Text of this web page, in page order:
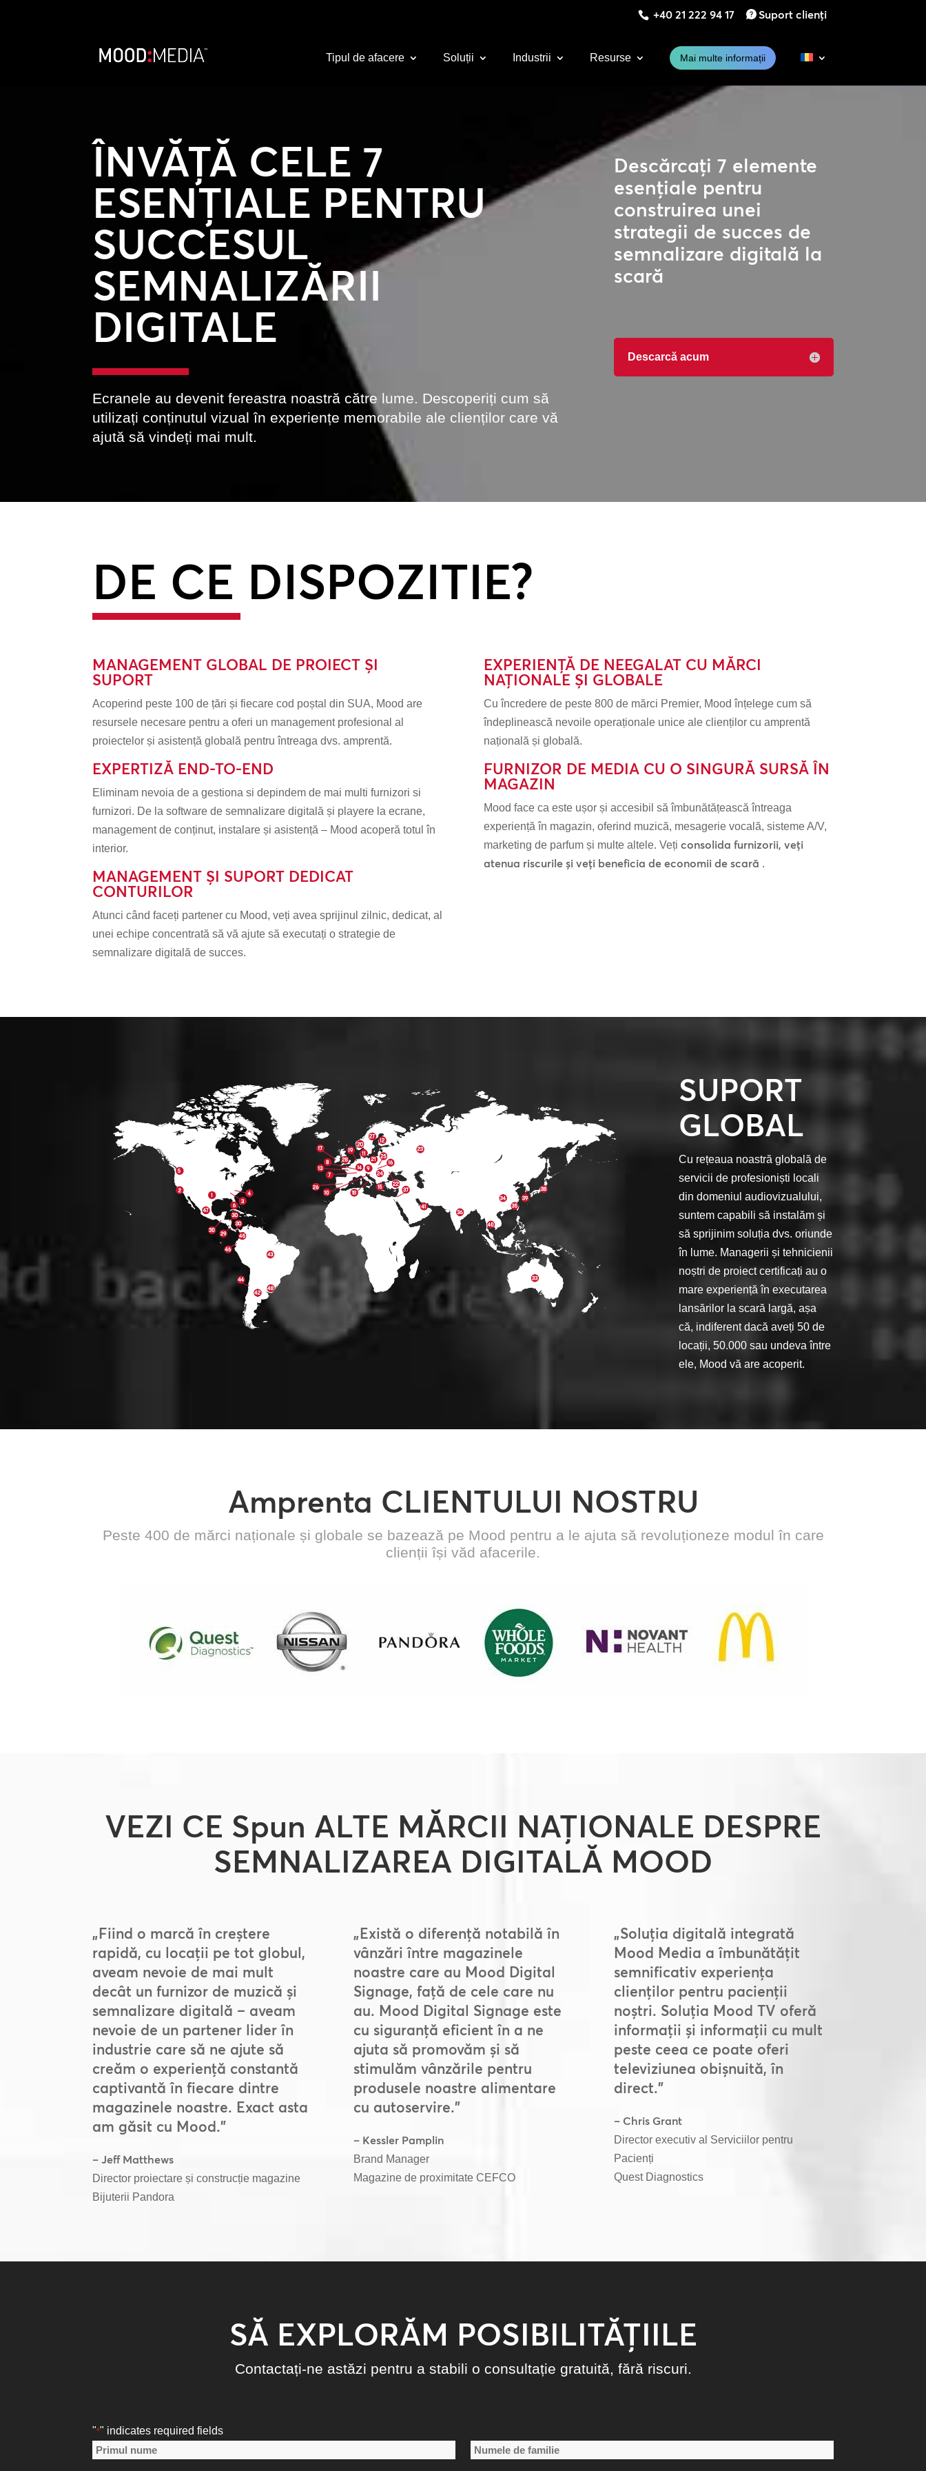
+40 21 222 94 17 Suport clienți
Tipul de afacere Soluții Industrii Resurse Mai multe informații
ÎNVĂȚĂ CELE 7
ESENȚIALE PENTRU
SUCCESUL
SEMNALIZĂRII
DIGITALE
Ecranele au devenit fereastra noastră către lume. Descoperiți cum să
utilizați conținutul vizual în experiențe memorabile ale clienților care vă
ajută să vindeți mai mult.
Descărcați 7 elemente
esențiale pentru
construirea unei
strategii de succes de
semnalizare digitală la
scară
Descarcă acum
DE CE DISPOZITIE?
MANAGEMENT GLOBAL DE PROIECT ȘI
SUPORT
Acoperind peste 100 de țări și fiecare cod poștal din SUA, Mood are
resursele necesare pentru a oferi un management profesional al
proiectelor și asistență globală pentru întreaga dvs. amprentă.
EXPERTIZĂ END-TO-END
Eliminam nevoia de a gestiona si depindem de mai multi furnizori si
furnizori. De la software de semnalizare digitală și playere la ecrane,
management de conținut, instalare și asistență – Mood acoperă totul în
interior.
MANAGEMENT ȘI SUPORT DEDICAT
CONTURILOR
Atunci când faceți partener cu Mood, veți avea sprijinul zilnic, dedicat, al
unei echipe concentrată să vă ajute să executați o strategie de
semnalizare digitală de succes.
EXPERIENȚĂ DE NEEGALAT CU MĂRCI
NAȚIONALE ȘI GLOBALE
Cu încredere de peste 800 de mărci Premier, Mood înțelege cum să
îndeplinească nevoile operaționale unice ale clienților cu amprentă
națională și globală.
FURNIZOR DE MEDIA CU O SINGURĂ SURSĂ ÎN
MAGAZIN
Mood face ca este ușor și accesibil să îmbunătățească întreaga
experiență în magazin, oferind muzică, mesagerie vocală, sisteme A/V,
marketing de parfum și multe altele. Veți consolida furnizorii, veți
atenua riscurile și veți beneficia de economii de scară .
SUPORT
GLOBAL
Cu rețeaua noastră globală de
servicii de profesioniști locali
din domeniul audiovizualului,
suntem capabili să instalăm și
să sprijinim soluția dvs. oriunde
în lume. Managerii și tehnicienii
noștri de proiect certificați au o
mare experiență în executarea
lansărilor la scară largă, așa
că, indiferent dacă aveți 50 de
locații, 50.000 sau undeva între
ele, Mood vă are acoperit.
Amprenta CLIENTULUI NOSTRU
Peste 400 de mărci naționale și globale se bazează pe Mood pentru a le ajuta să revoluționeze modul în care
clienții își văd afacerile.
VEZI CE Spun ALTE MĂRCII NAȚIONALE DESPRE
SEMNALIZAREA DIGITALĂ MOOD
„Fiind o marcă în creștere
rapidă, cu locații pe tot globul,
aveam nevoie de mai mult
decât un furnizor de muzică și
semnalizare digitală – aveam
nevoie de un partener lider în
industrie care să ne ajute să
creăm o experiență constantă
captivantă în fiecare dintre
magazinele noastre. Exact asta
am găsit cu Mood.”
– Jeff Matthews
Director proiectare și construcție magazine
Bijuterii Pandora
„Există o diferență notabilă în
vânzări între magazinele
noastre care au Mood Digital
Signage, față de cele care nu
au. Mood Digital Signage este
cu siguranță eficient în a ne
ajuta să promovăm și să
stimulăm vânzările pentru
produsele noastre alimentare
cu autoservire.”
– Kessler Pamplin
Brand Manager
Magazine de proximitate CEFCO
„Soluția digitală integrată
Mood Media a îmbunătățit
semnificativ experiența
clienților pentru pacienții
noștri. Soluția Mood TV oferă
informații și informații cu mult
peste ceea ce poate oferi
televiziunea obișnuită, în
direct.”
– Chris Grant
Director executiv al Serviciilor pentru
Pacienți
Quest Diagnostics
SĂ EXPLORĂM POSIBILITĂȚIILE
Contactați-ne astăzi pentru a stabili o consultație gratuită, fără riscuri.
"*" indicates required fields
Nume